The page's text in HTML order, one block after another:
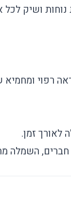
נוחות ושיק
רפוי
זמן.
השמלה